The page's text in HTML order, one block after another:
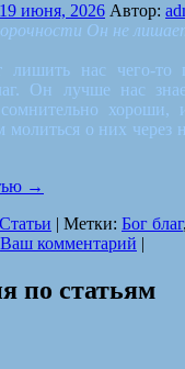
19 июня, 2026 Автор:
Он не
лишить нас чего-
Он лучше нас
хороши,
молиться о них через
→
Статьи | Метки: Бог благ,
Ваш комментарий |
по статьям